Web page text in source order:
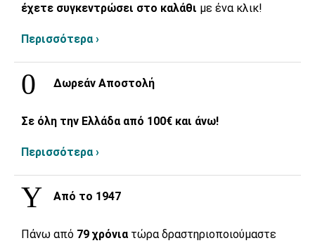
έχετε συγκεντρώσει στο καλάθι με ένα κλικ!
Περισσότερα ›
Δωρεάν Αποστολή
Σε όλη την Ελλάδα από 100€ και άνω!
Περισσότερα ›
Από το 1947
Πάνω από 79 χρόνια τώρα δραστηριοποιούμαστε